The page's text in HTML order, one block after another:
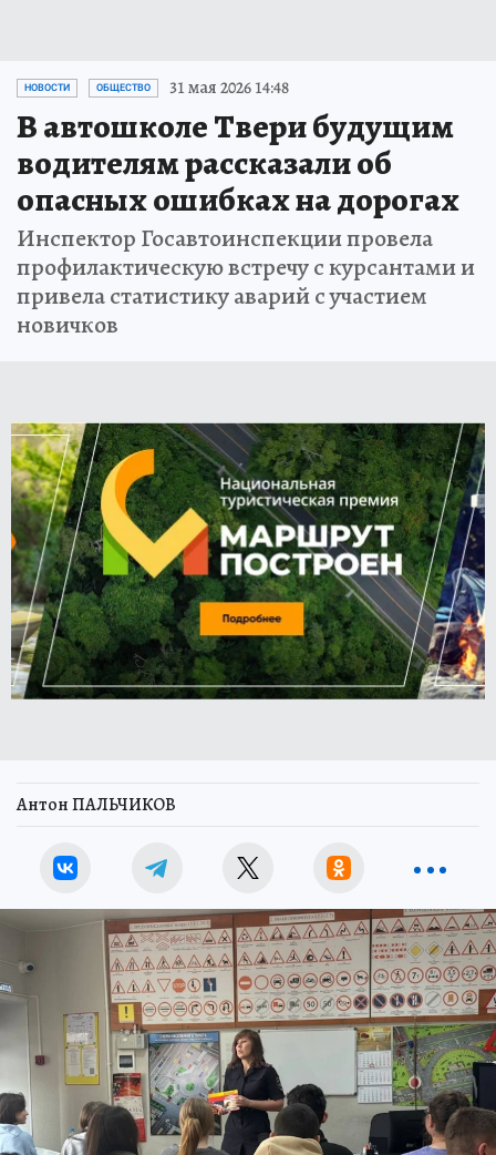
НОВОСТИ ОБЩЕСТВО 31 мая 2026 14:48
В автошколе Твери будущим
водителям рассказали об
опасных ошибках на дорогах
Инспектор Госавтоинспекции провела
профилактическую встречу с курсантами и
привела статистику аварий с участием
новичков
Антон ПАЛЬЧИКОВ